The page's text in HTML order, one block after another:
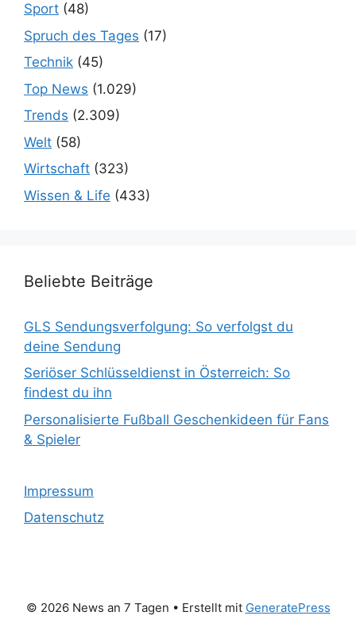
Sport (48)
Spruch des Tages (17)
Technik (45)
Top News (1.029)
Trends (2.309)
Welt (58)
Wirtschaft (323)
Wissen & Life (433)
Beliebte Beiträge
GLS Sendungsverfolgung: So verfolgst du
deine Sendung
Seriöser Schlüsseldienst in Österreich: So
findest du ihn
Personalisierte Fußball Geschenkideen für Fans
& Spieler
Impressum
Datenschutz
© 2026 News an 7 Tagen • Erstellt mit GeneratePress